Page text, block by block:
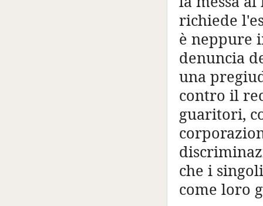
richiede
è neppure
denuncia
una
contro il
guaritori,
che i
come loro